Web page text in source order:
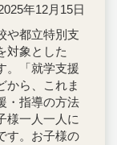
年12月15日
や都立特別支
対象とした
。「就学支援
から、これま
・指導の方法
様一人一人に
す。お子様の